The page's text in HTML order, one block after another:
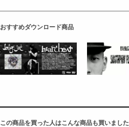
おすすめダウンロード商品
この商品を買った人はこんな商品も買いました